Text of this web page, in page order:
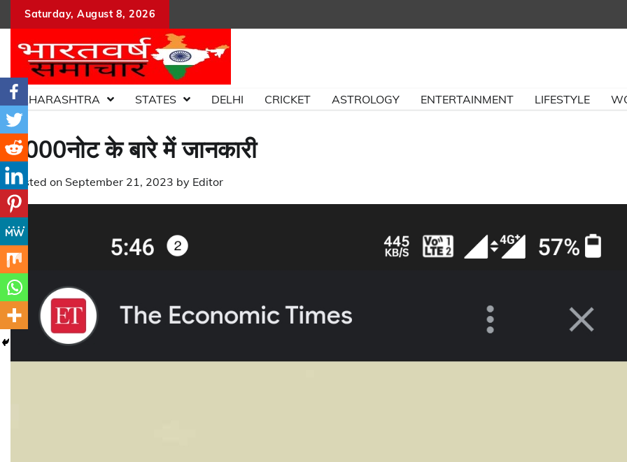
content
Saturday, August 8, 2026
MAHARASHTRA STATES DELHI CRICKET ASTROLOGY ENTERTAINMENT LIFESTYLE
2000नोट के बारे में जानकारी
Posted on September 21, 2023 by Editor